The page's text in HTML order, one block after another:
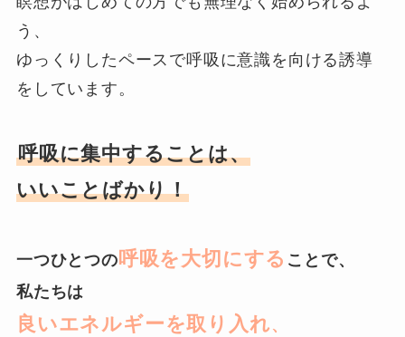
う、
ゆっくりしたペースで呼吸に意識を向ける誘導
をしています。
呼吸に集中することは、
いいことばかり！
一つひとつの呼吸を大切にする ことで、
私たちは
良いエネルギーを取り入れ、